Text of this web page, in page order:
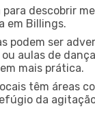
descobrir
em Billings.
podem ser
aulas de
mais prática.
têm áreas
da